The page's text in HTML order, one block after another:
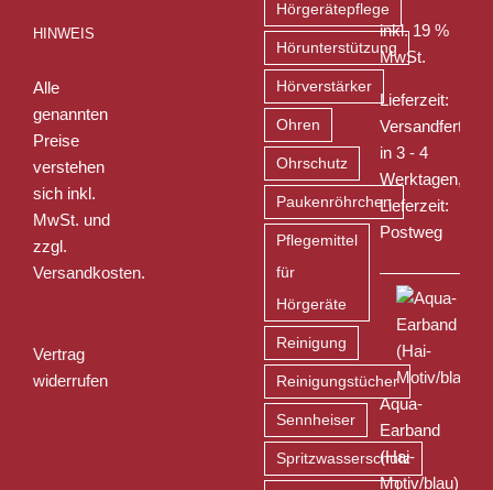
HINWEIS
Alle
genannten
Preise
verstehen
sich inkl.
MwSt. und
zzgl.
Versandkosten.
Vertrag
widerrufen
Hörgerätepflege
Hörunterstützung
Hörverstärker
Ohren
Ohrschutz
Paukenröhrchen
Pflegemittel
für
Hörgeräte
Reinigung
Reinigungstücher
Sennheiser
Spritzwasserschutz
inkl. 19 %
MwSt.
Lieferzeit:
Versandfertig
in 3 - 4
Werktagen,
Lieferzeit:
Postweg
Aqua-
Earband
(Hai-
Motiv/blau)